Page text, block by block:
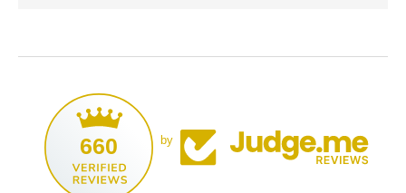
660 by